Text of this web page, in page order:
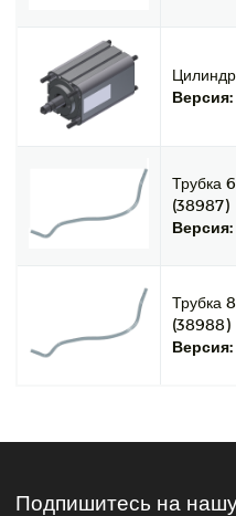
Цилиндр
Версия:
Трубка
(38987)
Версия:
Трубка
(38988)
Версия:
Подпишитесь на